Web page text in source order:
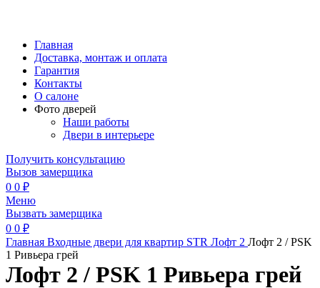
Главная
Доставка, монтаж и оплата
Гарантия
Контакты
О салоне
Фото дверей
Наши работы
Двери в интерьере
Получить консультацию
Вызов замерщика
0 0 ₽
Меню
Вызвать замерщика
0 0 ₽
Главная Входные двери для квартир STR Лофт 2 Лофт 2 / PSK
1 Ривьера грей
Лофт 2 / PSK 1 Ривьера грей